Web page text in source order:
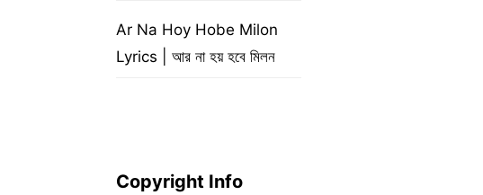
Ar Na Hoy Hobe Milon
Lyrics | আর না হয় হবে মিলন
Copyright Info